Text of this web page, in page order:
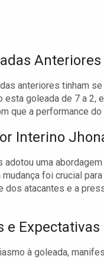
anteriores tinham
esta goleada de 7 a
que a performance
Interino
adotou uma
foi crucial
dos atacantes e a
e
à goleada,